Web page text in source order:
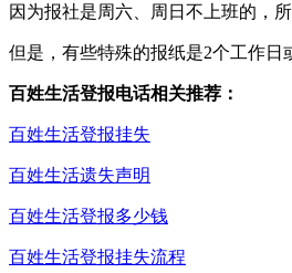
因为报社是周六、周日不上班的，
但是，有些特殊的报纸是2个工作日
百姓生活登报电话相关推荐：
百姓生活登报挂失
百姓生活遗失声明
百姓生活登报多少钱
百姓生活登报挂失流程